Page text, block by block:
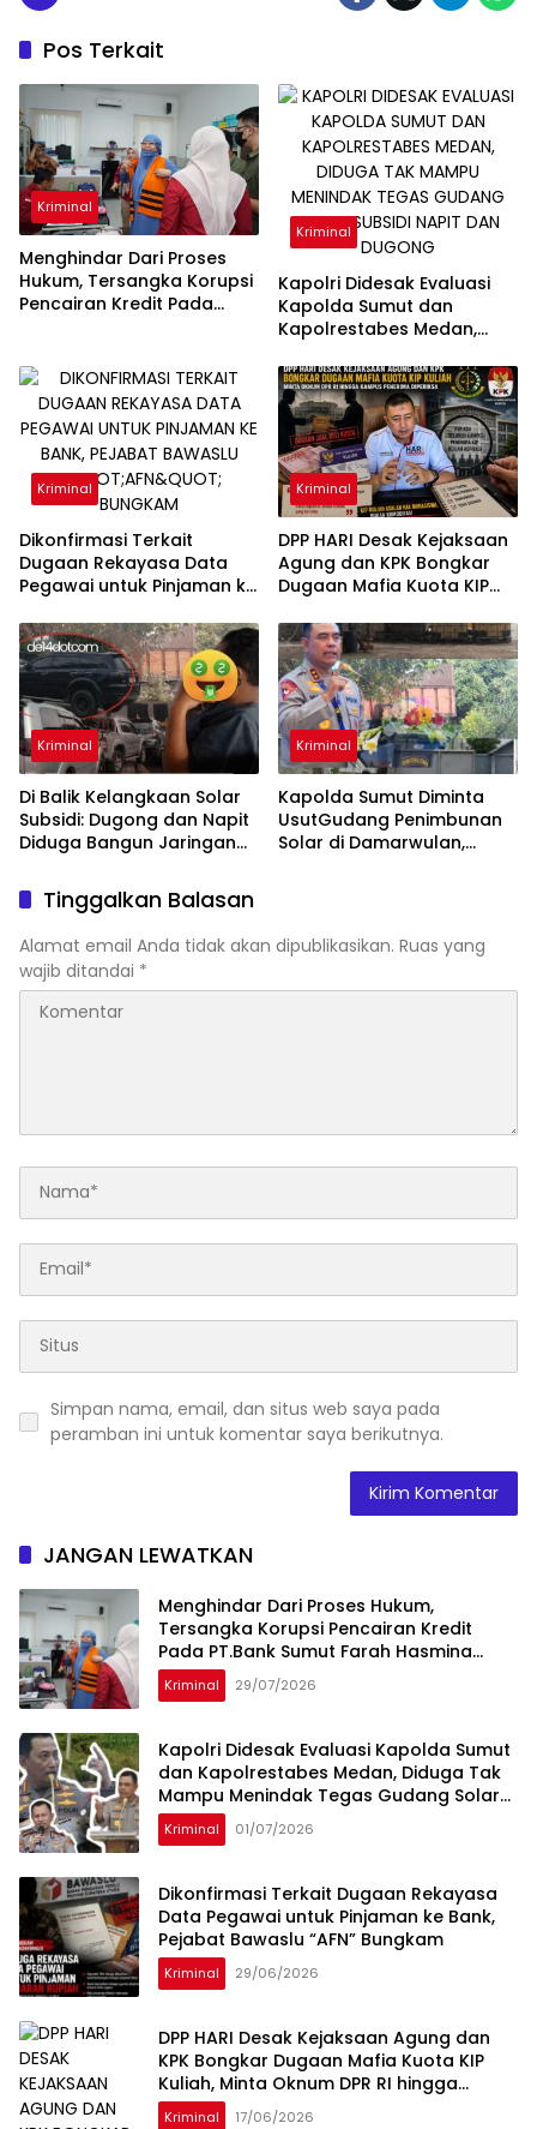
Pos Terkait
Kriminal
Menghindar Dari Proses
Hukum, Tersangka Korupsi
Pencairan Kredit Pada
Tim Intelijen Kejati Sumut Di
Jakarta
Kriminal
Kapolri Didesak Evaluasi
Kapolda Sumut dan
Kapolrestabes Medan,
Menindak Tegas Gudang
Solar Subsidi Napit dan
Dugong
Kriminal
Dikonfirmasi Terkait
Dugaan Rekayasa Data
Pegawai untuk Pinjaman ke
“AFN” Bungkam
Kriminal
DPP HARI Desak Kejaksaan
Agung dan KPK Bongkar
Dugaan Mafia Kuota KIP
hingga Kampus Penerima
Diperiksa
Kriminal
Di Balik Kelangkaan Solar
Subsidi: Dugong dan Napit
Diduga Bangun Jaringan
Untung Ratusan Juta
Rupiah per Hari
Kriminal
Kapolda Sumut Diminta
UsutGudang Penimbunan
Solar di Damarwulan,
Tinggalkan Balasan
Alamat email Anda tidak akan dipublikasikan. Ruas yang
wajib ditandai *
Simpan nama, email, dan situs web saya pada
peramban ini untuk komentar saya berikutnya.
JANGAN LEWATKAN
Menghindar Dari Proses Hukum,
Tersangka Korupsi Pencairan Kredit
Pada PT.Bank Sumut Farah Hasmina
Ditangkap Oleh Tim Intelijen Kejati Sumut
Di Jakarta
Kriminal 29/07/2026
Kapolri Didesak Evaluasi Kapolda Sumut
dan Kapolrestabes Medan, Diduga Tak
Mampu Menindak Tegas Gudang Solar
Subsidi Napit dan Dugong
Kriminal 01/07/2026
Dikonfirmasi Terkait Dugaan Rekayasa
Data Pegawai untuk Pinjaman ke Bank,
Pejabat Bawaslu “AFN” Bungkam
Kriminal 29/06/2026
DPP HARI Desak Kejaksaan Agung dan
KPK Bongkar Dugaan Mafia Kuota KIP
Kuliah, Minta Oknum DPR RI hingga
Kampus Penerima Diperiksa
Kriminal 17/06/2026